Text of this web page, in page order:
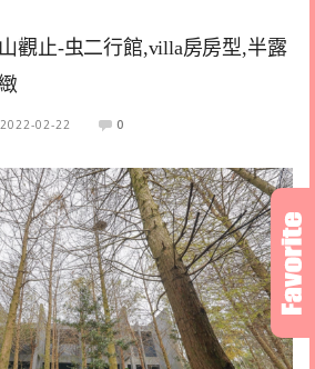
觀止-虫二行館,villa房房型,半露
2022-02-22 0